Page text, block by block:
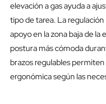
elevación a gas ayuda a
tipo de tarea. La
apoyo en la zona baja de la
postura más cómoda
brazos regulables
ergonómica según las